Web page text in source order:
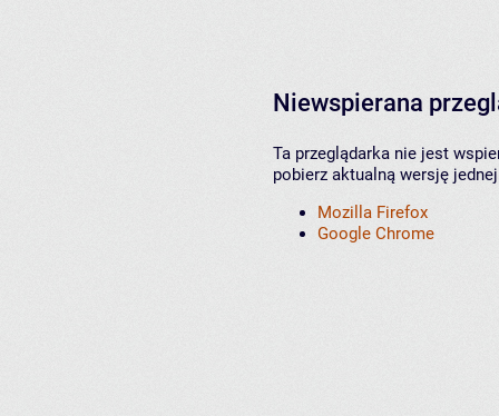
Niewspierana
Ta przeglądarka nie jest
pobierz aktualną wersję
Mozilla Firefox
Google Chrome